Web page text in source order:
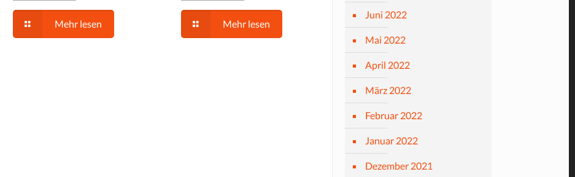
Mehr lesen Mehr lesen
Juni 2022
Mai 2022
April 2022
März 2022
Februar 2022
Januar 2022
Dezember 2021